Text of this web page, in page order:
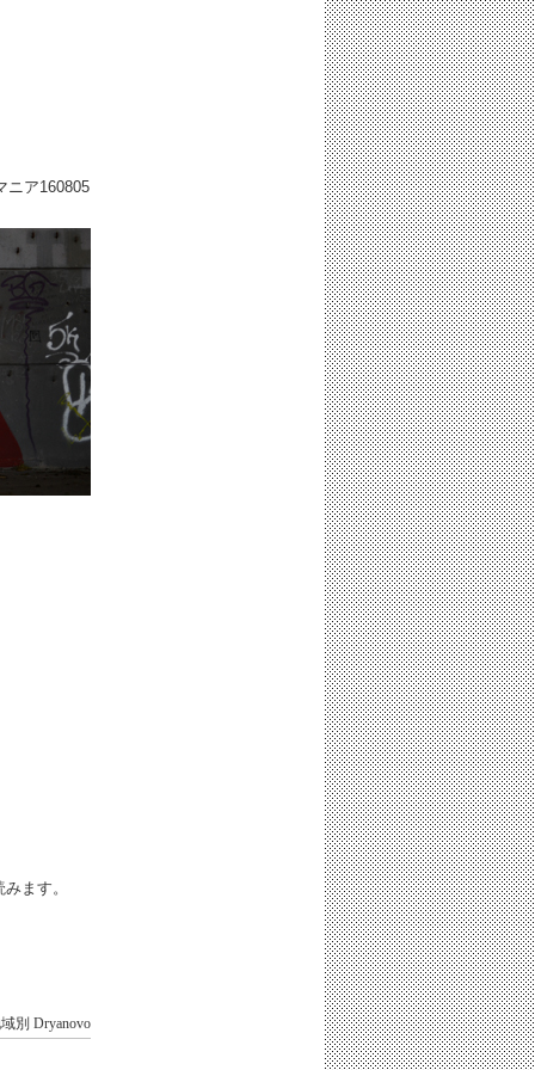
ニア160805
ます。
別 Dryanovo